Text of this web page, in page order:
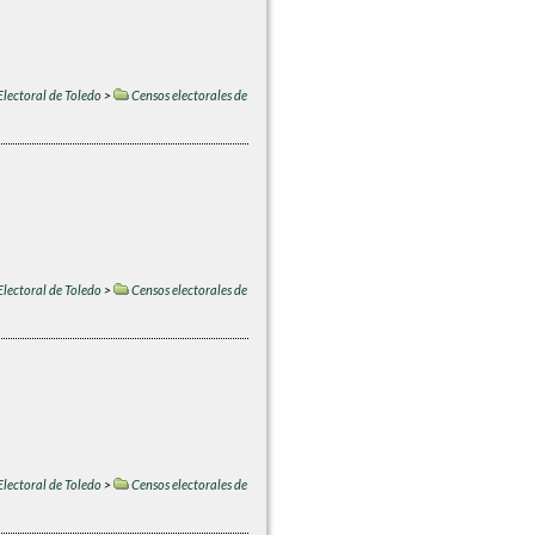
de Toledo> Censos electorales de
de Toledo> Censos electorales de
de Toledo> Censos electorales de